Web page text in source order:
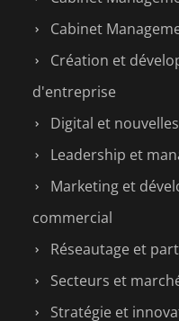
Cabinet
Création et
d'entreprise
Digital et
Leadership et
Marketing et
commercial
Réseautage et
Secteurs et
Stratégie et